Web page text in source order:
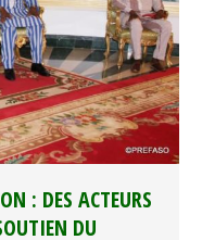
: DES ACTEURS
DU